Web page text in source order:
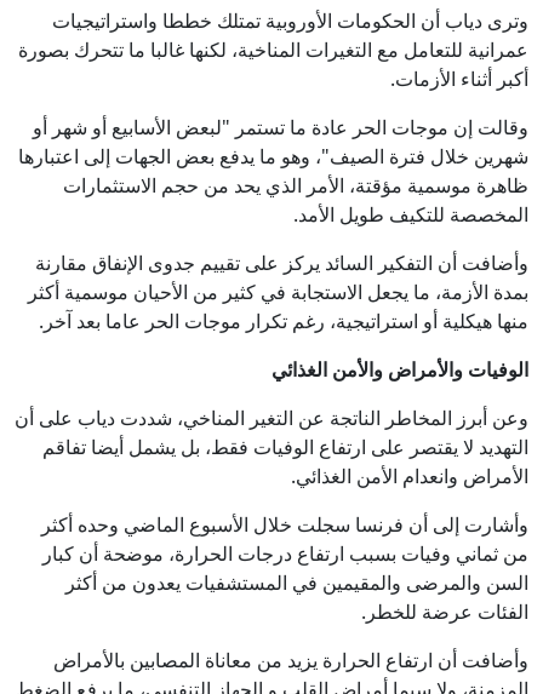
وترى دياب أن الحكومات الأوروبية تمتلك خططا واستراتيجيات
عمرانية للتعامل مع التغيرات المناخية، لكنها غالبا ما تتحرك بصورة
أكبر أثناء الأزمات.
وقالت إن موجات الحر عادة ما تستمر "لبعض الأسابيع أو شهر أو
شهرين خلال فترة الصيف"، وهو ما يدفع بعض الجهات إلى اعتبارها
ظاهرة موسمية مؤقتة، الأمر الذي يحد من حجم الاستثمارات
المخصصة للتكيف طويل الأمد.
وأضافت أن التفكير السائد يركز على تقييم جدوى الإنفاق مقارنة
بمدة الأزمة، ما يجعل الاستجابة في كثير من الأحيان موسمية أكثر
منها هيكلية أو استراتيجية، رغم تكرار موجات الحر عاما بعد آخر.
الوفيات والأمراض والأمن الغذائي
وعن أبرز المخاطر الناتجة عن التغير المناخي، شددت دياب على أن
التهديد لا يقتصر على ارتفاع الوفيات فقط، بل يشمل أيضا تفاقم
الأمراض وانعدام الأمن الغذائي.
وأشارت إلى أن فرنسا سجلت خلال الأسبوع الماضي وحده أكثر
من ثماني وفيات بسبب ارتفاع درجات الحرارة، موضحة أن كبار
السن والمرضى والمقيمين في المستشفيات يعدون من أكثر
الفئات عرضة للخطر.
وأضافت أن ارتفاع الحرارة يزيد من معاناة المصابين بالأمراض